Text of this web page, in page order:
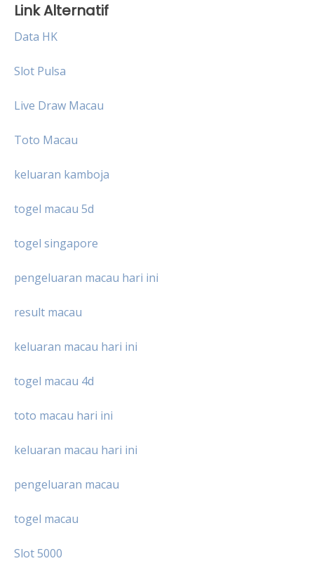
Link Alternatif
Data HK
Slot Pulsa
Live Draw Macau
Toto Macau
keluaran kamboja
togel macau 5d
togel singapore
pengeluaran macau hari ini
result macau
keluaran macau hari ini
togel macau 4d
toto macau hari ini
keluaran macau hari ini
pengeluaran macau
togel macau
Slot 5000